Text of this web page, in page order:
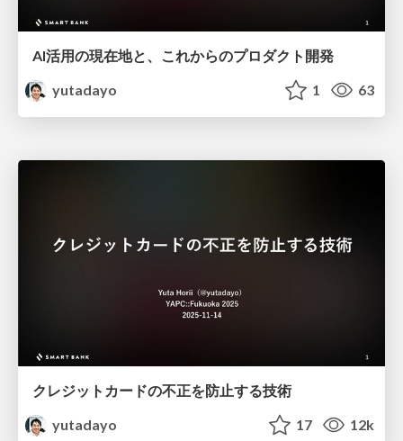
AI活用の現在地と、これからのプロダクト開発
yutadayo
1 63
クレジットカードの不正を防止する技術
yutadayo
17 12k